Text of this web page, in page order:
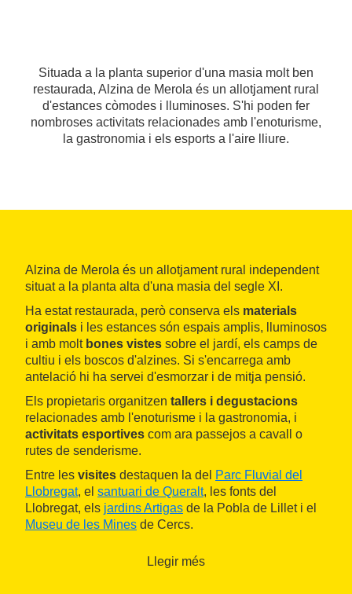
Situada a la planta superior d'una masia molt ben
restaurada, Alzina de Merola és un allotjament rural
d'estances còmodes i lluminoses. S'hi poden fer
nombroses activitats relacionades amb l'enoturisme,
la gastronomia i els esports a l'aire lliure.
Alzina de Merola és un allotjament rural independent
situat a la planta alta d'una masia del segle XI.
Ha estat restaurada, però conserva els materials
originals i les estances són espais amplis, lluminosos
i amb molt bones vistes sobre el jardí, els camps de
cultiu i els boscos d'alzines. Si s'encarrega amb
antelació hi ha servei d'esmorzar i de mitja pensió.
Els propietaris organitzen tallers i degustacions
relacionades amb l'enoturisme i la gastronomia, i
activitats esportives com ara passejos a cavall o
rutes de senderisme.
Entre les visites destaquen la del Parc Fluvial del
Llobregat, el santuari de Queralt, les fonts del
Llobregat, els jardins Artigas de la Pobla de Lillet i el
Museu de les Mines de Cercs.
Llegir més